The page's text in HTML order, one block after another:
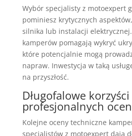
Wybór specjalisty z motoexpert
pominiesz krytycznych
silnika lub instalacji
kamperów pomagają wykryć
które potencjalnie mogą
napraw. Inwestycja w taką
na przyszłość.
Długofalowe korzyści
profesjonalnych ocen
Kolejne oceny techniczne
specjalistów z motoexpert dają